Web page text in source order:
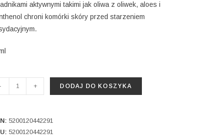
aktywnymi takimi jak oliwa z oliwek, aloes i
chroni komórki skóry przed starzeniem
- + DODAJ DO KOSZYKA
5200120442291
5200120442291